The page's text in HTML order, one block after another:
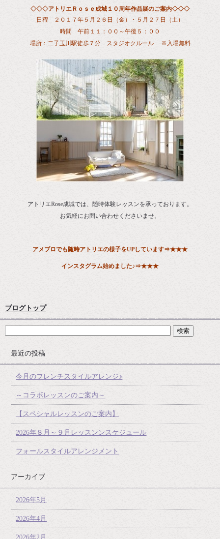
◇◇◇アトリエＲｏｓｅ成城１０周年作品展のご案内◇◇◇
日程 ２０１７年５月２６日（金）・５月２７日（土）
時間 午前１１：００～午後５：００
場所：二子玉川駅徒歩７分
スタジオクルール ※入場無料
アトリエRose成城では、随時体験レッスンを承っております。
お気軽にお問い合わせくださいませ。
アメブロでも随時アトリエの様子をUPしています⇒★★★
インスタグラム始めました♪⇒★★★
ブログトップ
最近の投稿
今月のフレンチスタイルアレンジ♪
～コラボレッスンのご案内～
【スペシャルレッスンのご案内】
2026年８月～９月レッスンンスケジュール
フォールスタイルアレンジメント
アーカイブ
2026年5月
2026年4月
2026年2月